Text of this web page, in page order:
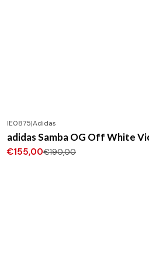
DESCONTO
IE0875|Adidas
adidas Samba OG Off White
€155,00€190,00